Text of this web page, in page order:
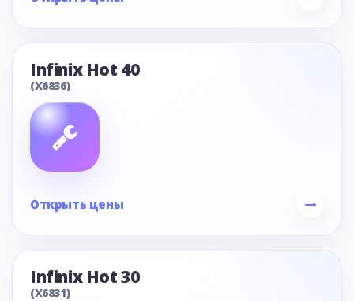
Infinix Hot 40
(X6836)
Открыть цены
Infinix Hot 30
(X6831)